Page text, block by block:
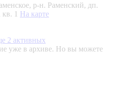
р-н. Раменский, дп.
1 На карте
2 активных
уже в архиве. Но вы можете